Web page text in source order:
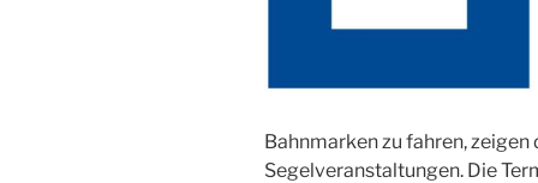
Bahnmarken zu fahren,
Segelveranstaltungen. Die